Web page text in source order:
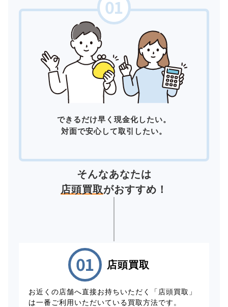
できるだけ早く現金化したい。
対面で安心して取引したい。
そんなあなたは
店頭買取がおすすめ！
店頭買取
お近くの店舗へ直接お持ちいただく「店頭買取」
は一番ご利用いただいている買取方法です。